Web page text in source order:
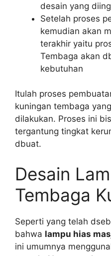
desain yang
Setelah proses
kemudian akan
terakhir yaitu
Tembaga akan
kebutuhan
Itulah proses
kuningan tembaga
dilakukan. Proses ini
tergantung tingkat
dbuat.
Desain
Tembaga
Seperti yang telah
bahwa lampu hias
ini umumnya